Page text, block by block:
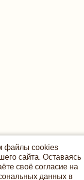
файлы cookies
сайта. Оставаясь
своё согласие на
данных в